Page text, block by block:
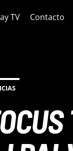
TV Contacto